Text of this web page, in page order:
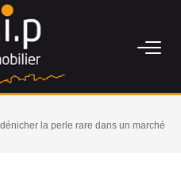
la perle rare dans un marché